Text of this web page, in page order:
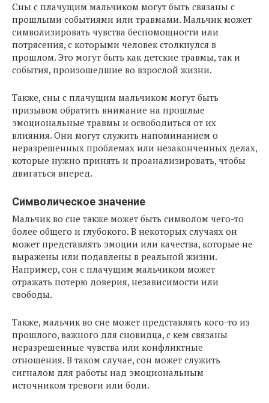
Сны с плачущим мальчиком могут быть связаны с
прошлыми событиями или травмами. Мальчик может
символизировать чувства беспомощности или
потрясения, с которыми человек столкнулся в
прошлом. Это могут быть как детские травмы, так и
события, произошедшие во взрослой жизни.
Также, сны с плачущим мальчиком могут быть
призывом обратить внимание на прошлые
эмоциональные травмы и освободиться от их
влияния. Они могут служить напоминанием о
неразрешенных проблемах или незаконченных делах,
которые нужно принять и проанализировать, чтобы
двигаться вперед.
Символическое значение
Мальчик во сне также может быть символом чего-то
более общего и глубокого. В некоторых случаях он
может представлять эмоции или качества, которые не
выражены или подавлены в реальной жизни.
Например, сон с плачущим мальчиком может
отражать потерю доверия, независимости или
свободы.
Также, мальчик во сне может представлять кого-то из
прошлого, важного для сновидца, с кем связаны
неразрешенные чувства или конфликтные
отношения. В таком случае, сон может служить
сигналом для работы над эмоциональным
источником тревоги или боли.